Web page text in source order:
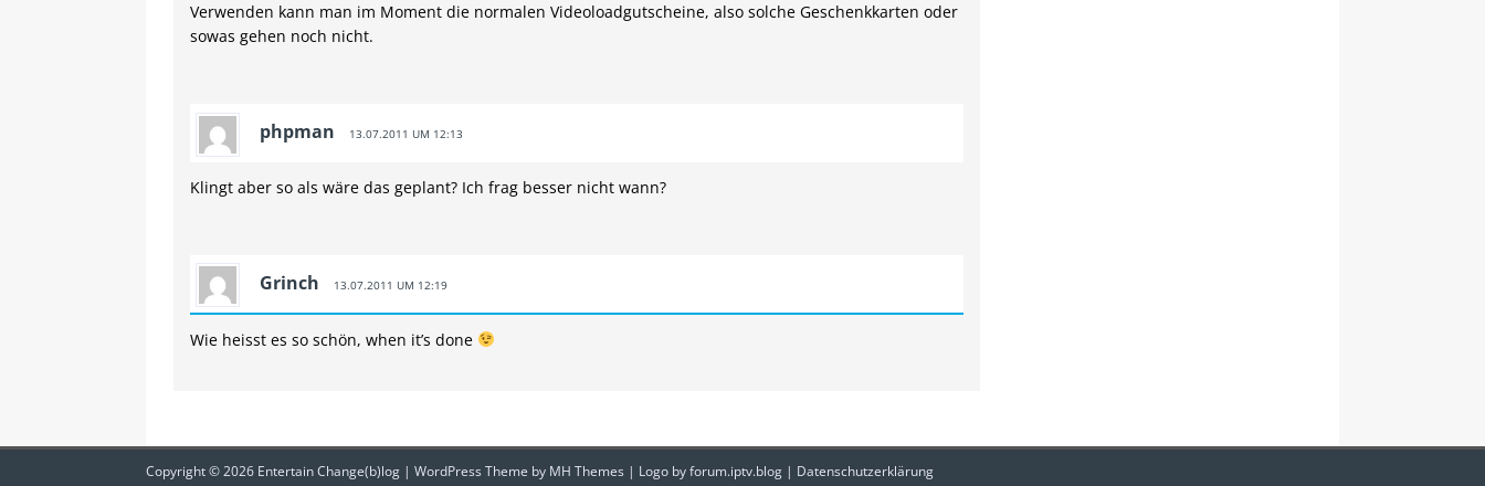
Verwenden kann man im Moment die normalen Videoloadgutscheine, also solche Geschenkkarten oder
sowas gehen noch nicht.
phpman 13.07.2011 UM 12:13
Klingt aber so als wäre das geplant? Ich frag besser nicht wann?
Grinch 13.07.2011 UM 12:19
Wie heisst es so schön, when it’s done
Copyright © 2026 Entertain Change(b)log | WordPress Theme by MH Themes | Logo byforum.iptv.blog | Datenschutzerklärung